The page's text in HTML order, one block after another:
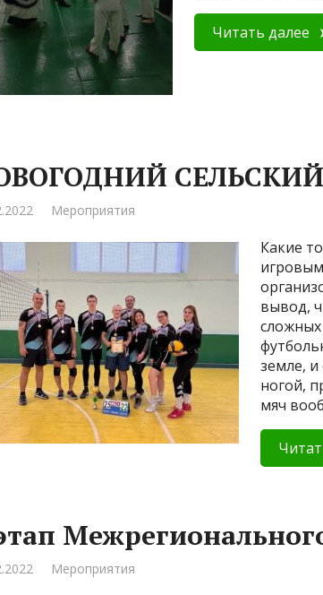
Читать далее
Мероприятия
Какие
вывод,
земле,
ногой,
мяч
Мероприятия